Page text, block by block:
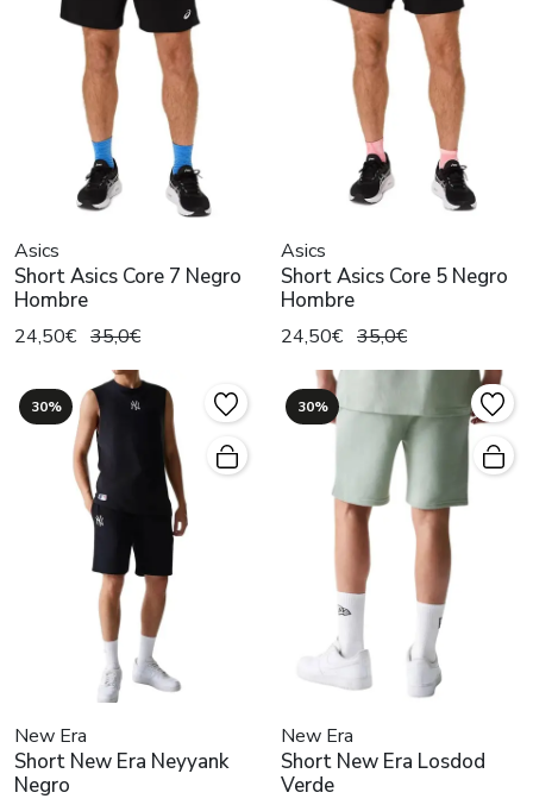
Asics
Short Asics Core 7 Negro
Hombre
24,50€ 35,0€
Asics
Short Asics Core 5 Negro
Hombre
24,50€ 35,0€
30%
New Era
Short New Era Neyyank
Negro
30%
New Era
Short New Era Losdod
Verde